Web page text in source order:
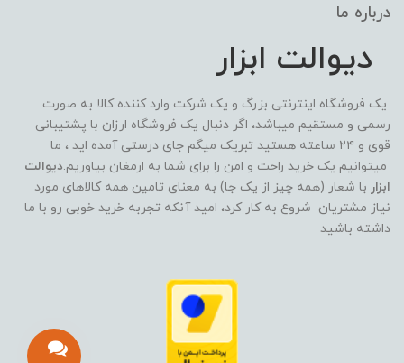
درباره ما
دیوالت ابزار
یک فروشگاه اینترنتی بزرگ و یک شرکت وارد کننده کالا به صورت
رسمی و مستقیم میباشد، اگر دنبال یک فروشگاه ارزان با پشتیبانی
قوی و ۲۴ ساعته هستید تبریک میگم جای درستی آمده اید ، ما
میتوانیم یک خرید راحت و امن را برای شما به ارمغان بیاوریم.دیوالت
ابزار با شعار (همه چیز از یک جا) به معنای تامین همه کالاهای مورد
نیاز مشتریان شروع به کار کرد، امید آنکه تجربه خرید خوبی رو با ما
داشته باشید